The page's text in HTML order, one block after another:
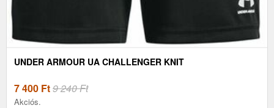
UNDER ARMOUR UA CHALLENGER KNIT
7 400 Ft9 240 Ft
Akciós.